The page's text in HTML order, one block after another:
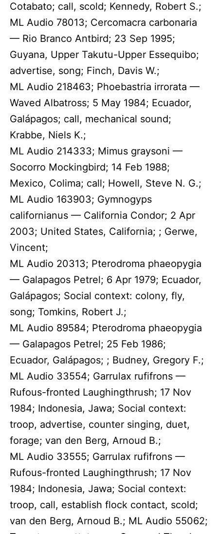
Cotabato; call, scold; Kennedy, Robert S.;
ML Audio 78013; Cercomacra carbonaria
— Rio Branco Antbird; 23 Sep 1995;
Guyana, Upper Takutu-Upper Essequibo;
advertise, song; Finch, Davis W.;
ML Audio 218463; Phoebastria irrorata —
Waved Albatross; 5 May 1984; Ecuador,
Galápagos; call, mechanical sound;
Krabbe, Niels K.;
ML Audio 214333; Mimus graysoni —
Socorro Mockingbird; 14 Feb 1988;
Mexico, Colima; call; Howell, Steve N. G.;
ML Audio 163903; Gymnogyps
californianus — California Condor; 2 Apr
2003; United States, California; ; Gerwe,
Vincent;
ML Audio 20313; Pterodroma phaeopygia
— Galapagos Petrel; 6 Apr 1979; Ecuador,
Galápagos; Social context: colony, fly,
song; Tomkins, Robert J.;
ML Audio 89584; Pterodroma phaeopygia
— Galapagos Petrel; 25 Feb 1986;
Ecuador, Galápagos; ; Budney, Gregory F.;
ML Audio 33554; Garrulax rufifrons —
Rufous-fronted Laughingthrush; 17 Nov
1984; Indonesia, Jawa; Social context:
troop, advertise, counter singing, duet,
forage; van den Berg, Arnoud B.;
ML Audio 33555; Garrulax rufifrons —
Rufous-fronted Laughingthrush; 17 Nov
1984; Indonesia, Jawa; Social context:
troop, call, establish flock contact, scold;
van den Berg, Arnoud B.; ML Audio 55062;